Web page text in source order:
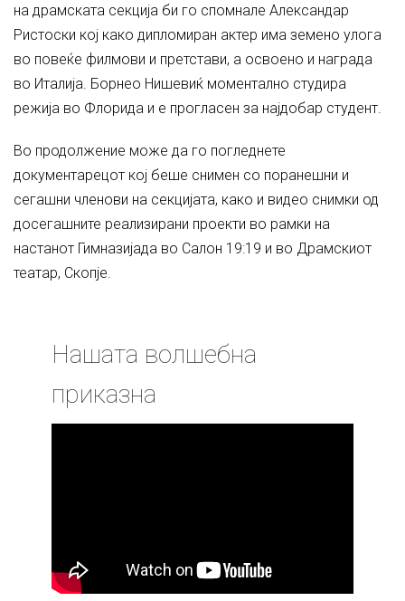
на драмската секција би го спомнале Александар
Ристоски кој како дипломиран актер има земено улога
во повеќе филмови и претстави, а освоено и награда
во Италија. Борнео Нишевиќ моментално студира
режија во Флорида и е прогласен за најдобар студент.
Во продолжение може да го погледнете
документарецот кој беше снимен со поранешни и
сегашни членови на секцијата, како и видео снимки од
досегашните реализирани проекти во рамки на
настанот Гимназијада во Салон 19:19 и во Драмскиот
театар, Скопје.
Нашата волшебна
приказна